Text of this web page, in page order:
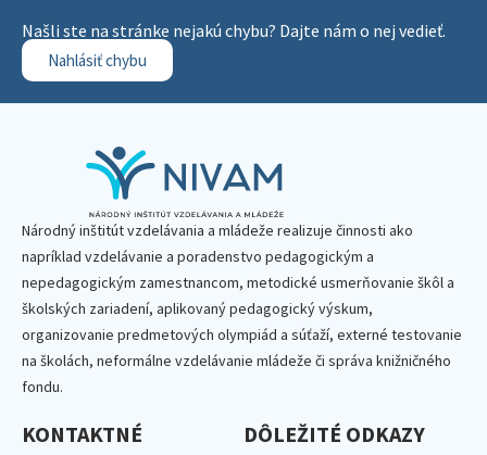
Našli ste na stránke nejakú chybu? Dajte nám o nej vedieť.
Nahlásiť chybu
Národný inštitút vzdelávania a mládeže realizuje činnosti ako
napríklad vzdelávanie a poradenstvo pedagogickým a
nepedagogickým zamestnancom, metodické usmerňovanie škôl a
školských zariadení, aplikovaný pedagogický výskum,
organizovanie predmetových olympiád a súťaží, externé testovanie
na školách, neformálne vzdelávanie mládeže či správa knižničného
fondu.
KONTAKTNÉ
DÔLEŽITÉ ODKAZY